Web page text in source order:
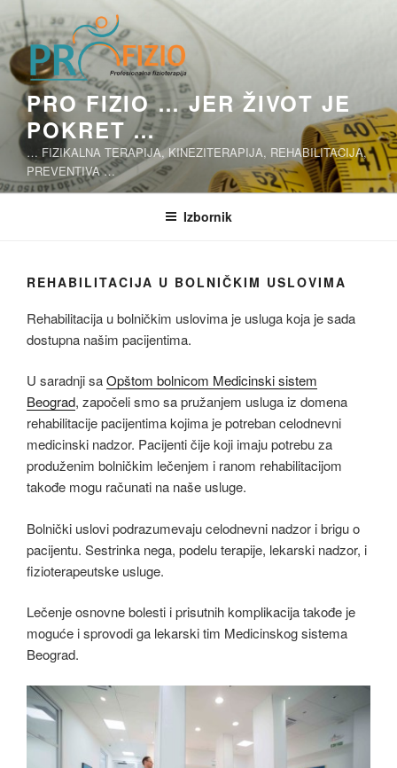
Skoči
na
sadržaj
PRO FIZIO … JER ŽIVOT JE
POKRET …
… FIZIKALNA TERAPIJA, KINEZITERAPIJA, REHABILITACIJA,
PREVENTIVA …
Izbornik
REHABILITACIJA U BOLNIČKIM USLOVIMA
Rehabilitacija u bolničkim uslovima je usluga koja je sada
dostupna našim pacijentima.
U saradnji saOpštom bolnicom Medicinski sistem
Beograd, započeli smo sa pružanjem usluga iz domena
rehabilitacije pacijentima kojima je potreban celodnevni
medicinski nadzor. Pacijenti čije koji imaju potrebu za
produženim bolničkim lečenjem i ranom rehabilitacijom
takođe mogu računati na naše usluge.
Bolnički uslovi podrazumevaju celodnevni nadzor i brigu o
pacijentu. Sestrinka nega, podelu terapije, lekarski nadzor, i
fizioterapeutske usluge.
Lečenje osnovne bolesti i prisutnih komplikacija takođe je
moguće i sprovodi ga lekarski tim Medicinskog sistema
Beograd.